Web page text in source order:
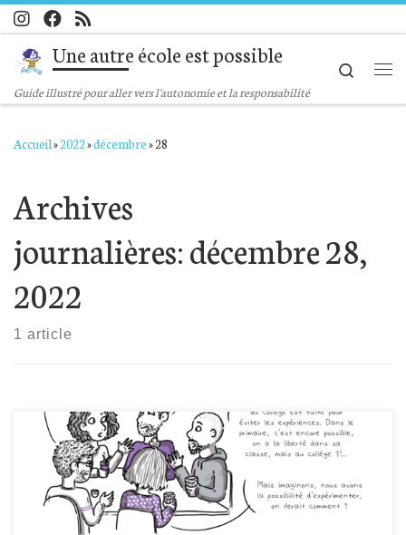
Passer au contenu
Une autre école est possible
Guide illustré pour aller vers l'autonomie et la responsabilité
Search
Accueil»2022»décembre»28
Archives
journalières:décembre 28,
2022
1 article